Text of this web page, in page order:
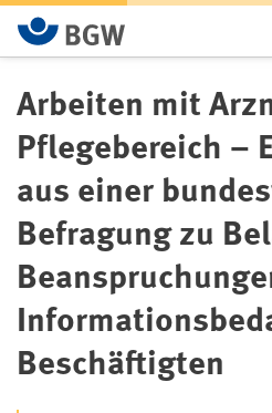
Zum Hauptinhalt springen
Arbeiten mit
Pflegebereich –
aus einer
Befragung zu
Beschäftigten